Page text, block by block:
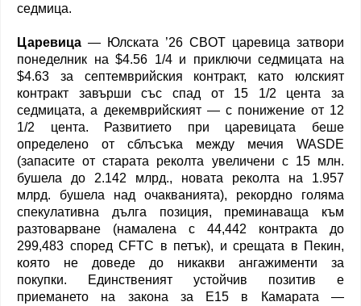
седмица.
Царевица — Юлската ’26 CBOT царевица затвори
понеделник на $4.56 1/4 и приключи седмицата на
$4.63 за септемврийския контракт, като юлският
контракт завърши със спад от 15 1/2 цента за
седмицата, а декемврийският — с понижение от 12
1/2 цента. Развитието при царевицата беше
определено от сблъсъка между мечия WASDE
(запасите от старата реколта увеличени с 15 млн.
бушела до 2.142 млрд., новата реколта на 1.957
млрд. бушела над очакванията), рекордно голяма
спекулативна дълга позиция, преминаваща към
разтоварване (намалена с 44,442 контракта до
299,483 според CFTC в петък), и срещата в Пекин,
която не доведе до никакви ангажименти за
покупки. Единственият устойчив позитив е
приемането на закона за E15 в Камарата —